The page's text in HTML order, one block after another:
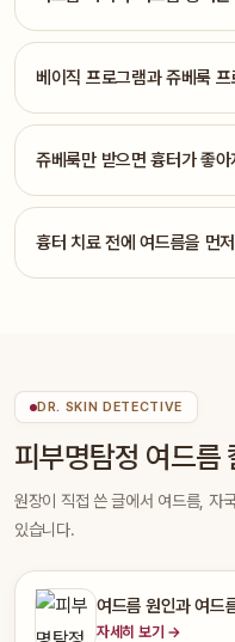
베이직 프로그램과 쥬베룩
쥬베룩만 받으면 흉터가 좋
흉터 치료 전에 여드름을 먼
DR. SKIN DETECTIVE
피부명탐정 여드름
원장이 직접 쓴 글에서 여드름, 자
있습니다.
여드름 원인과 여드
자세히 보기 →